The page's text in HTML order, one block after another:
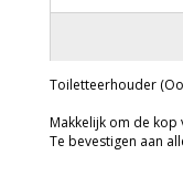
Toiletteerhouder
Makkelijk om de kop
Te bevestigen aan